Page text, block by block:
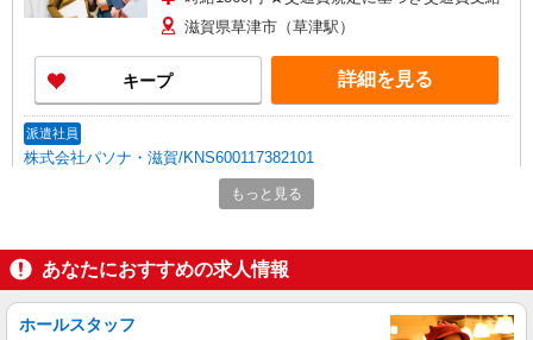
滋賀県草津市（草津駅）
キープ 詳細を見る
派遣社員
株式会社パソナ・滋賀/KNS600117382101
一般事務/データ入力
時給1500円 月収例：225000円 ★交通費規定に
滋賀県草津市（草津駅）
キープ 詳細を見る
もっと見る
あなたにおすすめの求人情報
ホールスタッフ